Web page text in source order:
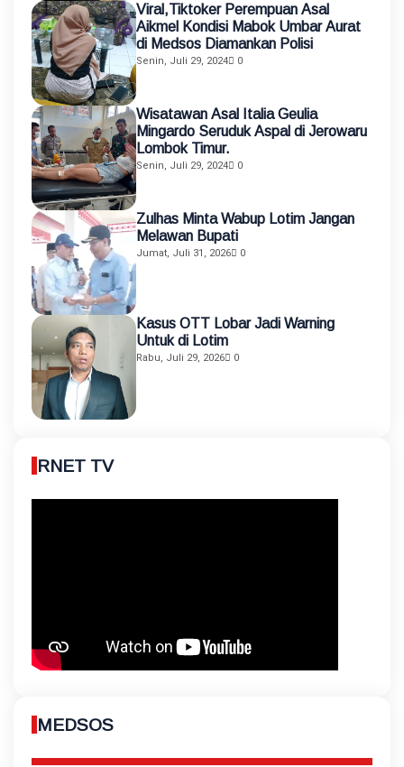
Viral,Tiktoker Perempuan Asal
Aikmel Kondisi Mabok Umbar Aurat
di Medsos Diamankan Polisi
Senin, Juli 29, 2024 0
Wisatawan Asal Italia Geulia
Mingardo Seruduk Aspal di Jerowaru
Lombok Timur.
Senin, Juli 29, 2024 0
Zulhas Minta Wabup Lotim Jangan
Melawan Bupati
Jumat, Juli 31, 2026 0
Kasus OTT Lobar Jadi Warning
Untuk di Lotim
Rabu, Juli 29, 2026 0
RNET TV
MEDSOS